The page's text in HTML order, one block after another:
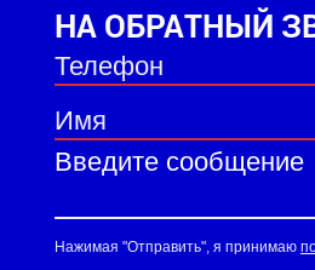
НА ОБРАТНЫЙ
Нажимая "Отправить", я принимаю